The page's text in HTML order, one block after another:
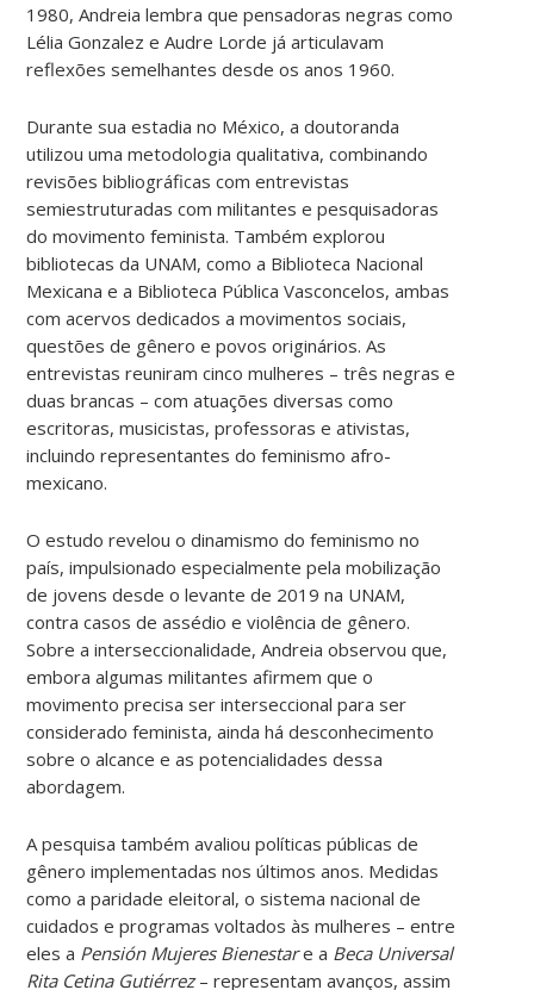
1980, Andreia lembra que pensadoras negras como
Lélia Gonzalez e Audre Lorde já articulavam
reflexões semelhantes desde os anos 1960.
Durante sua estadia no México, a doutoranda
utilizou uma metodologia qualitativa, combinando
revisões bibliográficas com entrevistas
semiestruturadas com militantes e pesquisadoras
do movimento feminista. Também explorou
bibliotecas da UNAM, como a Biblioteca Nacional
Mexicana e a Biblioteca Pública Vasconcelos, ambas
com acervos dedicados a movimentos sociais,
questões de gênero e povos originários. As
entrevistas reuniram cinco mulheres – três negras e
duas brancas – com atuações diversas como
escritoras, musicistas, professoras e ativistas,
incluindo representantes do feminismo afro-
mexicano.
O estudo revelou o dinamismo do feminismo no
país, impulsionado especialmente pela mobilização
de jovens desde o levante de 2019 na UNAM,
contra casos de assédio e violência de gênero.
Sobre a interseccionalidade, Andreia observou que,
embora algumas militantes afirmem que o
movimento precisa ser interseccional para ser
considerado feminista, ainda há desconhecimento
sobre o alcance e as potencialidades dessa
abordagem.
A pesquisa também avaliou políticas públicas de
gênero implementadas nos últimos anos. Medidas
como a paridade eleitoral, o sistema nacional de
cuidados e programas voltados às mulheres – entre
eles a Pensión Mujeres Bienestare a Beca Universal
Rita Cetina Gutiérrez– representam avanços, assim